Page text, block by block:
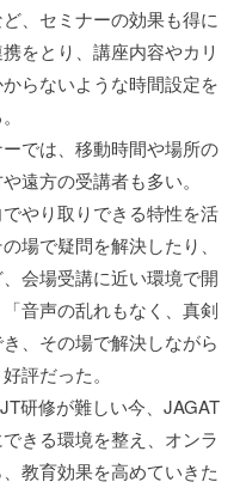
、セミナーの効果も得に
をとり、講座内容やカリ
らないような時間設定を
では、移動時間や場所の
遠方の受講者も多い。
やり取りできる特性を活
場で疑問を解決したり、
会場受講に近い環境で開
音声の乱れもなく、真剣
、その場で解決しながら
評だった。
研修が難しい今、JAGAT
きる環境を整え、オンラ
教育効果を高めていきた